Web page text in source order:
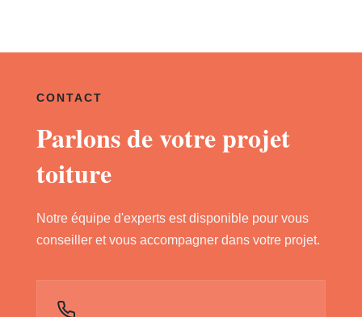
CONTACT
Parlons de votre projet
toiture
Notre équipe d'experts est disponible pour vous
conseiller et vous accompagner dans votre projet.